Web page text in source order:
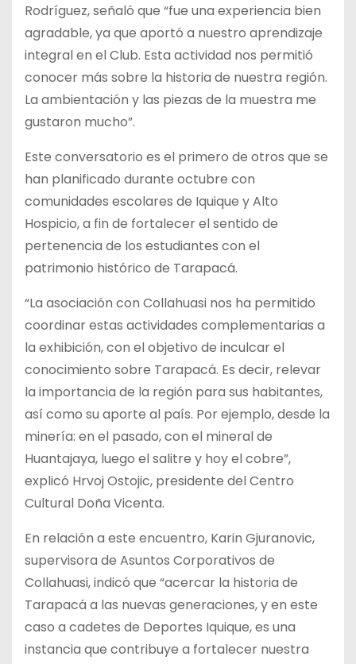
Rodríguez, señaló que “fue una experiencia bien
agradable, ya que aportó a nuestro aprendizaje
integral en el Club. Esta actividad nos permitió
conocer más sobre la historia de nuestra región.
La ambientación y las piezas de la muestra me
gustaron mucho”.
Este conversatorio es el primero de otros que se
han planificado durante octubre con
comunidades escolares de Iquique y Alto
Hospicio, a fin de fortalecer el sentido de
pertenencia de los estudiantes con el
patrimonio histórico de Tarapacá.
“La asociación con Collahuasi nos ha permitido
coordinar estas actividades complementarias a
la exhibición, con el objetivo de inculcar el
conocimiento sobre Tarapacá. Es decir, relevar
la importancia de la región para sus habitantes,
así como su aporte al país. Por ejemplo, desde la
minería: en el pasado, con el mineral de
Huantajaya, luego el salitre y hoy el cobre”,
explicó Hrvoj Ostojic, presidente del Centro
Cultural Doña Vicenta.
En relación a este encuentro, Karin Gjuranovic,
supervisora de Asuntos Corporativos de
Collahuasi, indicó que “acercar la historia de
Tarapacá a las nuevas generaciones, y en este
caso a cadetes de Deportes Iquique, es una
instancia que contribuye a fortalecer nuestra